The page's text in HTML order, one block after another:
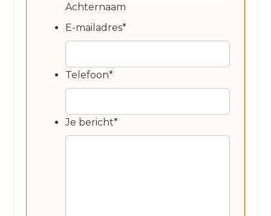
Achternaam
E-mailadres*
Telefoon*
Je bericht*